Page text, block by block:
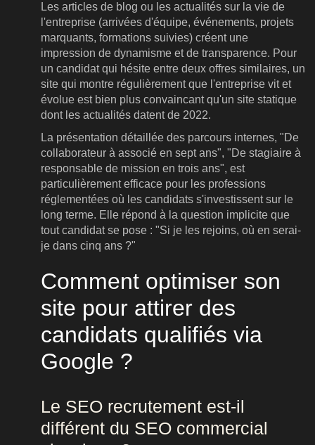
Les articles de blog ou les actualités sur la vie de
l'entreprise (arrivées d'équipe, événements, projets
marquants, formations suivies) créent une
impression de dynamisme et de transparence. Pour
un candidat qui hésite entre deux offres similaires, un
site qui montre régulièrement que l'entreprise vit et
évolue est bien plus convaincant qu'un site statique
dont les actualités datent de 2022.
La présentation détaillée des parcours internes, "De
collaborateur à associé en sept ans", "De stagiaire à
responsable de mission en trois ans", est
particulièrement efficace pour les professions
réglementées où les candidats s'investissent sur le
long terme. Elle répond à la question implicite que
tout candidat se pose : "Si je les rejoins, où en serai-
je dans cinq ans ?"
Comment optimiser son
site pour attirer des
candidats qualifiés via
Google ?
Le SEO recrutement est-il
différent du SEO commercial